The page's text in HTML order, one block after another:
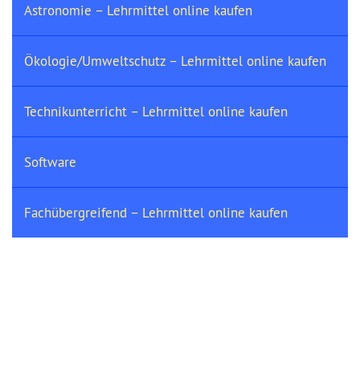
Astronomie – Lehrmittel online kaufen
Ökologie/Umweltschutz – Lehrmittel online kaufen
Technikunterricht – Lehrmittel online kaufen
Software
Fachübergreifend – Lehrmittel online kaufen